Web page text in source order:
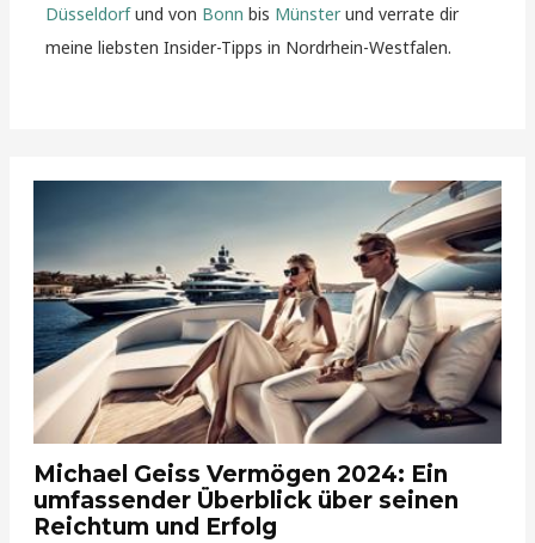
Düsseldorfund von Bonn bis Münsterund verrate dir
meine liebsten Insider-Tipps in Nordrhein-Westfalen.
Michael Geiss Vermögen 2024: Ein
umfassender Überblick über seinen
Reichtum und Erfolg